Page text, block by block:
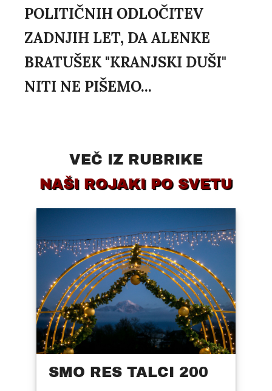
POLITIČNIH ODLOČITEV
ZADNJIH LET, DA ALENKE
BRATUŠEK "KRANJSKI DUŠI"
NITI NE PIŠEMO...
VEČ IZ RUBRIKE
NAŠI ROJAKI PO SVETU
SMO RES TALCI 200